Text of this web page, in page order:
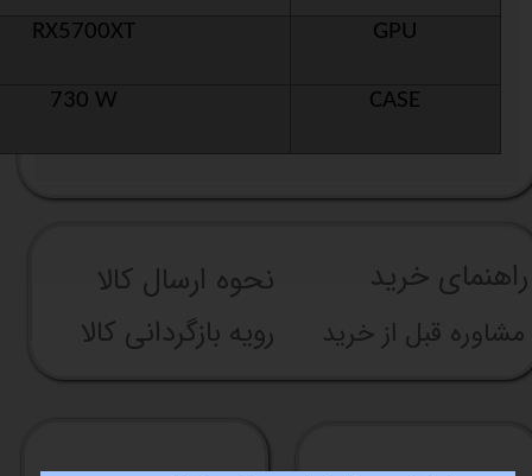
GPU
RX5700XT
CASE
730 W
راهنما​​​​​​​​​​​​​​ی خرید نحوه ارسال کالا
مشاوره قبل از خرید رویه بازگردانی کالا